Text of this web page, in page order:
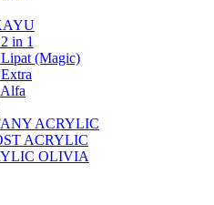
in 1
(Magic)
ACRYLIC
ACRYLIC
OLIVIA